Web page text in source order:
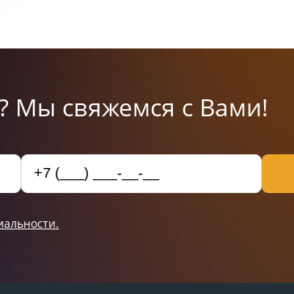
Мы свяжемся с Вами!